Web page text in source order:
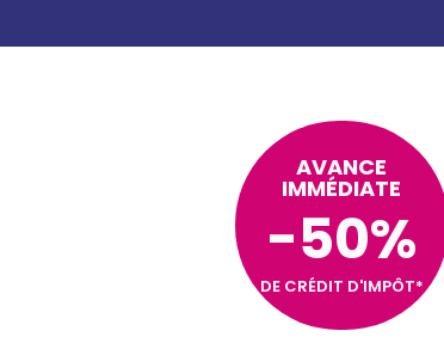
AVANCE
IMMÉDIATE
-50%
DE CRÉDIT D'IMPÔT*